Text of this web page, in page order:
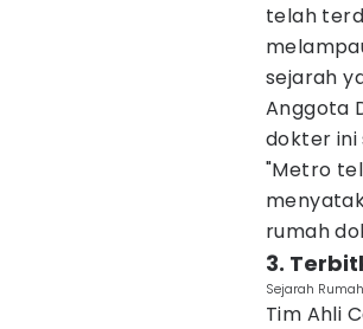
telah
sejarah
Anggota
dokter ini
"Metro
rumah
3.
Sejarah
Tim Ahli